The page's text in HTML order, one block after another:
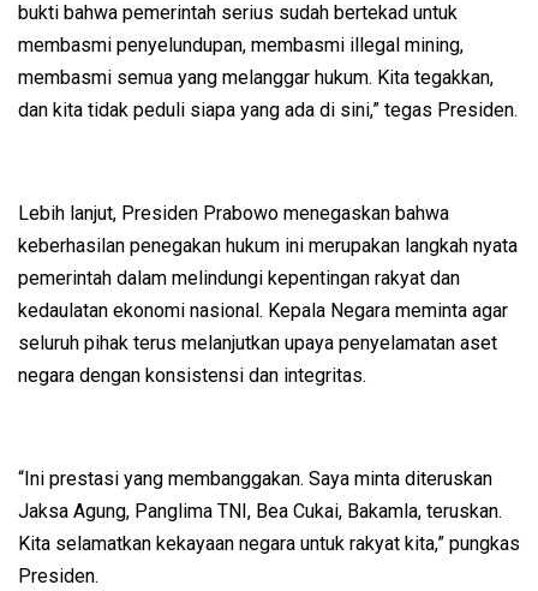
bukti bahwa pemerintah serius sudah bertekad untuk
membasmi penyelundupan, membasmi illegal mining,
membasmi semua yang melanggar hukum. Kita tegakkan,
dan kita tidak peduli siapa yang ada di sini,” tegas Presiden.
Lebih lanjut, Presiden Prabowo menegaskan bahwa
keberhasilan penegakan hukum ini merupakan langkah nyata
pemerintah dalam melindungi kepentingan rakyat dan
kedaulatan ekonomi nasional. Kepala Negara meminta agar
seluruh pihak terus melanjutkan upaya penyelamatan aset
negara dengan konsistensi dan integritas.
“Ini prestasi yang membanggakan. Saya minta diteruskan
Jaksa Agung, Panglima TNI, Bea Cukai, Bakamla, teruskan.
Kita selamatkan kekayaan negara untuk rakyat kita,” pungkas
Presiden.